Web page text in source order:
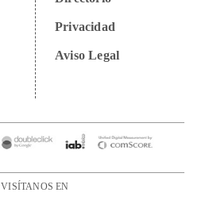
Privacidad
Aviso Legal
VISÍTANOS EN